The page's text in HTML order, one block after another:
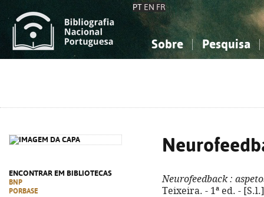
PT EN FR
Sobre Pesquisa
ENCONTRAR EM BIBLIOTECAS
BNP
PORBASE
Neurofeedback:
Teixeira. - 1ª ed. -